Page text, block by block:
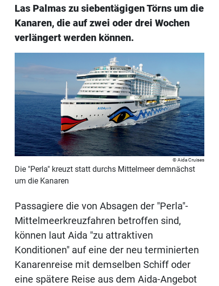
Las Palmas zu siebentägigen Törns um die
Kanaren, die auf zwei oder drei Wochen
verlängert werden können.
Aida Cruises
Die "Perla" kreuzt statt durchs Mittelmeer demnächst
um die Kanaren
Passagiere die von Absagen der "Perla"-
Mittelmeerkreuzfahren betroffen sind,
können laut Aida "zu attraktiven
Konditionen" auf eine der neu terminierten
Kanarenreise mit demselben Schiff oder
eine spätere Reise aus dem Aida-Angebot